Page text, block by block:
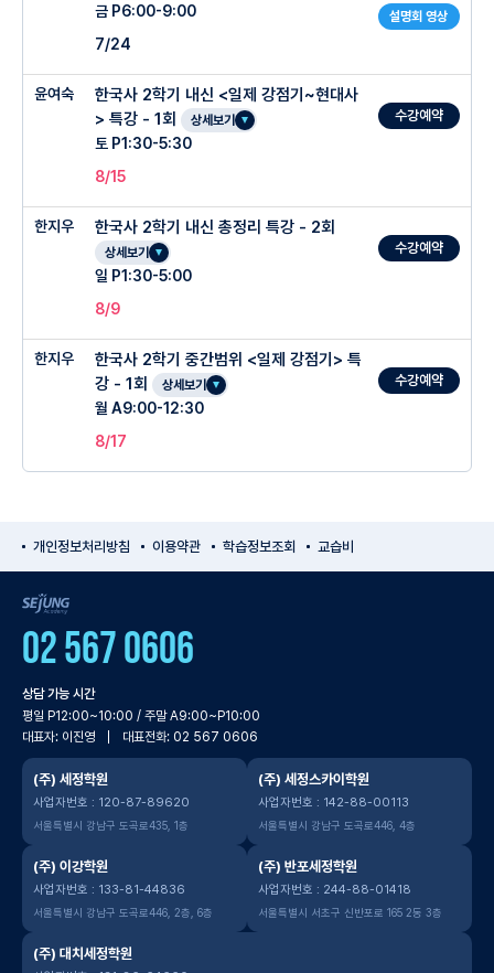
설명회 영상
금 P6:00-9:00
7/24
윤여숙
한국사 2학기 내신 <일제 강점기~현대사
> 특강 - 1회
상세보기
토 P1:30-5:30
8/15
수강예약
한지우 한국사 2학기 내신 총정리 특강 - 2회
상세보기
일 P1:30-5:00
8/9
수강예약
한지우
한국사 2학기 중간범위 <일제 강점기> 특
강 - 1회
상세보기
월 A9:00-12:30
8/17
수강예약
개인정보처리방침 이용약관 학습정보조회 교습비
SEJUNG Academy
02 567 0606
상담 가능 시간
평일 P12:00~10:00 / 주말 A9:00~P10:00
대표자: 이진영
대표전화: 02 567 0606
(주) 세정학원
사업자번호 : 120-87-89620
서울특별시 강남구 도곡로435, 1층
(주) 세정스카이학원
사업자번호 : 142-88-00113
서울특별시 강남구 도곡로446, 4층
(주) 이강학원
사업자번호 : 133-81-44836
서울특별시 강남구 도곡로446, 2층, 6층
(주) 반포세정학원
사업자번호 : 244-88-01418
서울특별시 서초구 신반포로 165 2동 3층
(주) 대치세정학원